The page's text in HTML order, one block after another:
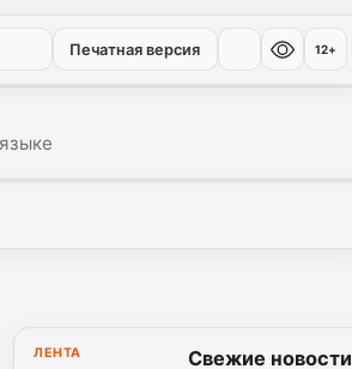
Печатная версия 12+
ЛЕНТА Свежие новости